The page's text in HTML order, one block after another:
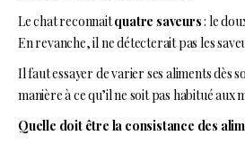
Le chat reconnaitquatre saveurs: le
En revanche, il ne détecterait pas les
Il faut essayer de varier ses aliments dès
manière à ce qu’il ne soit pas habitué aux
Quelle doit être la consistance des